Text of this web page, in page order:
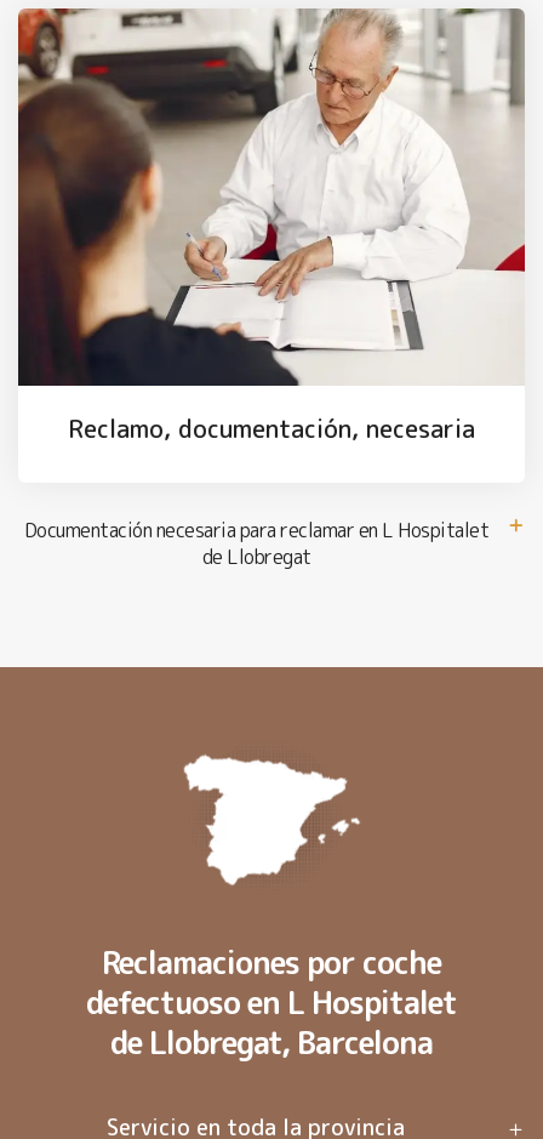
Reclamo, documentación, necesaria
Documentación necesaria para reclamar en L Hospitalet
de Llobregat
Reclamaciones por coche
defectuoso en L Hospitalet
de Llobregat, Barcelona
Servicio en toda la provincia